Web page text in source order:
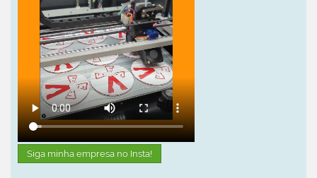
Siga minha empresa no Insta!